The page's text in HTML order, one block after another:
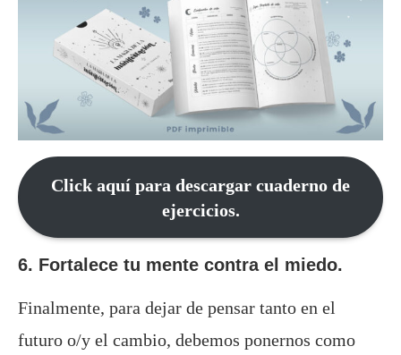
Click aquí para descargar cuaderno de
ejercicios.
6. Fortalece tu mente contra el miedo.
Finalmente, para dejar de pensar tanto en el
futuro o/y el cambio, debemos ponernos como